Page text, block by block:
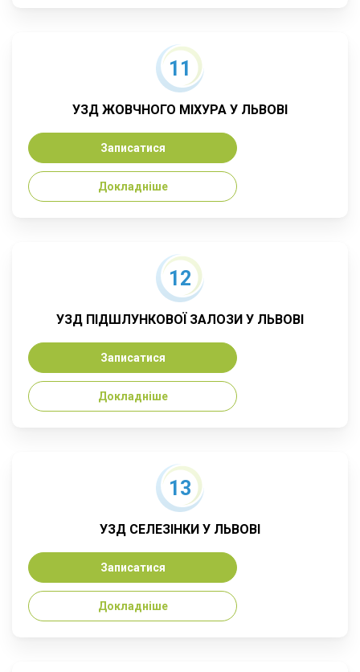
11
УЗД ЖОВЧНОГО МІХУРА У ЛЬВОВІ
Записатися
Докладніше
12
УЗД ПІДШЛУНКОВОЇ ЗАЛОЗИ У ЛЬВОВІ
Записатися
Докладніше
13
УЗД СЕЛЕЗІНКИ У ЛЬВОВІ
Записатися
Докладніше